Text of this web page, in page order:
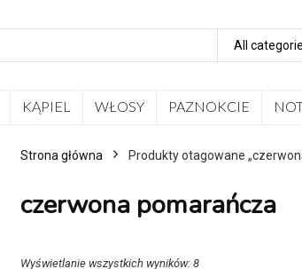
All
KĄPIEL WŁOSY PAZNOKCIE
Strona główna Produkty otagowane
czerwona pomarańcza
Wyświetlanie wszystkich wyników: 8